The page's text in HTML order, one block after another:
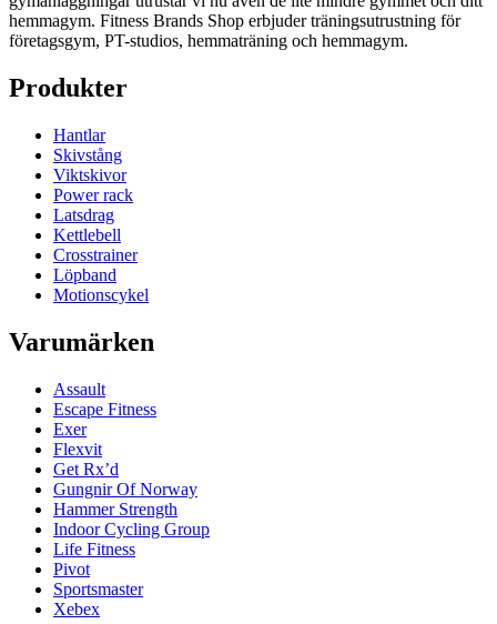
hemmagym. Fitness Brands Shop erbjuder träningsutrustning för
företagsgym, PT-studios, hemmaträning och hemmagym.
Produkter
Hantlar
Skivstång
Viktskivor
Power rack
Latsdrag
Kettlebell
Crosstrainer
Löpband
Motionscykel
Varumärken
Assault
Escape Fitness
Exer
Flexvit
Get Rx’d
Gungnir Of Norway
Hammer Strength
Indoor Cycling Group
Life Fitness
Pivot
Sportsmaster
Xebex